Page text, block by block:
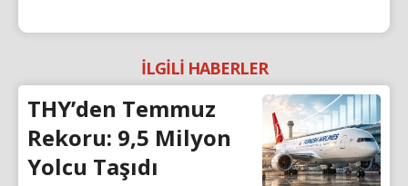
İLGİLİ HABERLER
THY’den Temmuz
Rekoru: 9,5 Milyon
Yolcu Taşıdı